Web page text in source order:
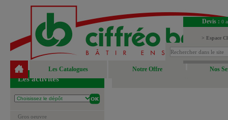
Devis : 0
> Espace
> Espace
Les Catalogues Notre Offre Nos
Les activités
Gros oeuvre